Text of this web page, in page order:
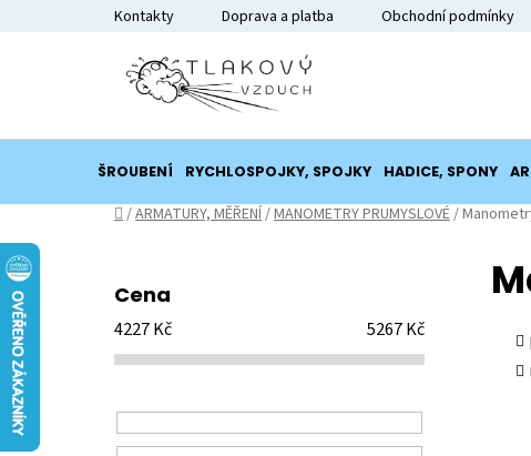
Kontakty Doprava a platba Obchodní podmínky
ŠROUBENÍ RYCHLOSPOJKY, SPOJKY HADICE, SPONY
Domů
/ARMATURY, MĚŘENÍ/MANOMETRY PRUMYSLOVÉ/
Cena
4227Kč 5267Kč